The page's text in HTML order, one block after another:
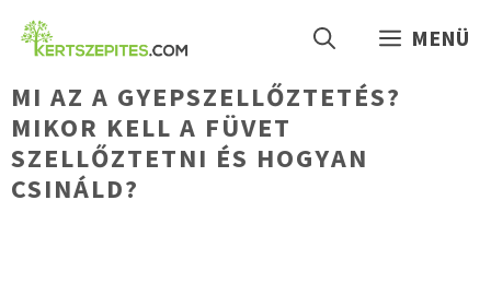
Kilépés
MENÜ
MI AZ A GYEPSZELLŐZTETÉS?
MIKOR KELL A FÜVET
SZELLŐZTETNI ÉS HOGYAN
CSINÁLD?